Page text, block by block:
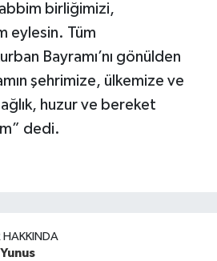
birliğimizi,
eylesin. Tüm
Bayramı’nı gönülden
şehrimize, ülkemize ve
huzur ve bereket
dedi.
HAKKINDA